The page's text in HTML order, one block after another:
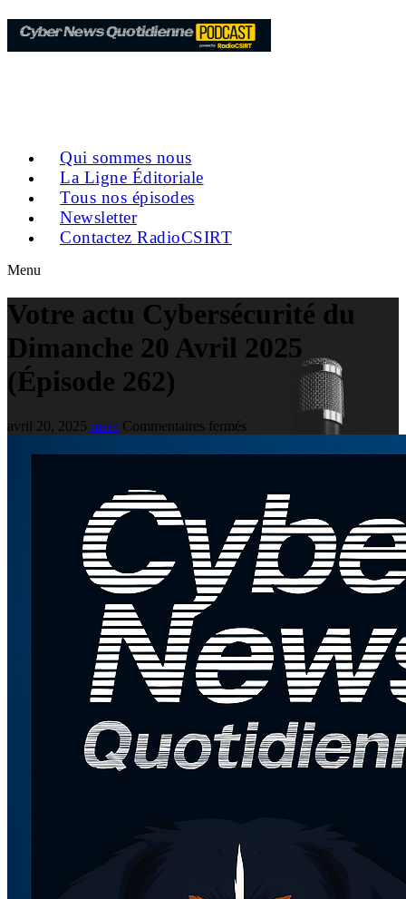
Qui sommes nous
La Ligne Éditoriale
Tous nos épisodes
Newsletter
Contactez RadioCSIRT
Menu
Votre actu Cybersécurité du
Dimanche 20 Avril 2025
(Épisode 262)
avril 20, 2025 marc Commentaires fermés